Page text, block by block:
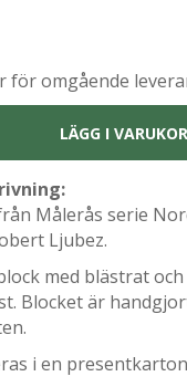
för omgående
LÄGG I
Målerås serie
Ljubez.
med blästrat
Blocket är
i en